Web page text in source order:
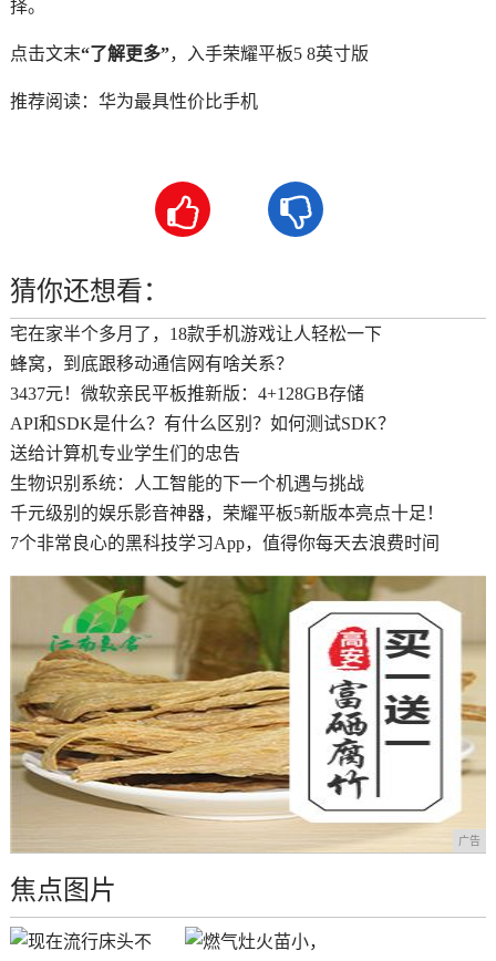
择。
点击文末“了解更多”，入手荣耀平板5 8英寸版
推荐阅读： 华为最具性价比手机
 
猜你还想看：
宅在家半个多月了，18款手机游戏让人轻松一下​
蜂窝，到底跟移动通信网有啥关系？
3437元！微软亲民平板推新版：4+128GB存储
API和SDK是什么？有什么区别？如何测试SDK？
送给计算机专业学生们的忠告
生物识别系统：人工智能的下一个机遇与挑战
千元级别的娱乐影音神器，荣耀平板5新版本亮点十足！
7个非常良心的黑科技学习App，值得你每天去浪费时间
广告
焦点图片